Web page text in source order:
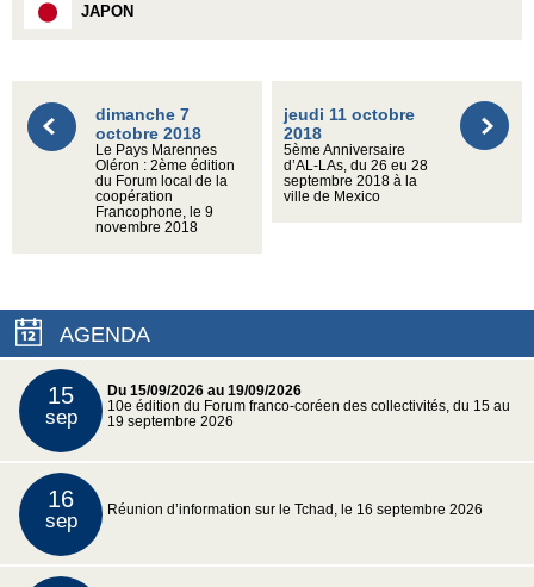
JAPON
dimanche 7
octobre 2018
Le Pays Marennes
Oléron : 2ème édition
du Forum local de la
coopération
Francophone, le 9
novembre 2018
jeudi 11 octobre
2018
5ème Anniversaire
d’AL-LAs, du 26 eu 28
septembre 2018 à la
ville de Mexico
AGENDA
15
sep
Du 15/09/2026 au 19/09/2026
10e édition du Forum franco-coréen des collectivités, du 15 au
19 septembre 2026
16
sep Réunion d’information sur le Tchad, le 16 septembre 2026